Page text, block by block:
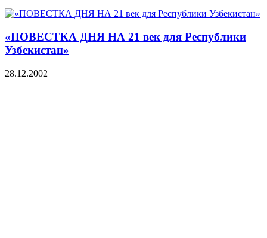
«ПОВЕСТКА ДНЯ НА 21 век для Республики
Узбекистан»
28.12.2002